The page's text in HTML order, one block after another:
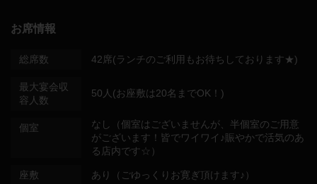
お席情報
総席数 42席(ランチのご利用もお待ちしております★)
最大宴会収
容人数
50人(お座敷は20名までOK！)
個室
なし（個室はございませんが、半個室のご用意
がございます！皆でワイワイ♪賑やかで活気のあ
る店内です☆）
座敷 あり（ごゆっくりお寛ぎ頂けます♪）